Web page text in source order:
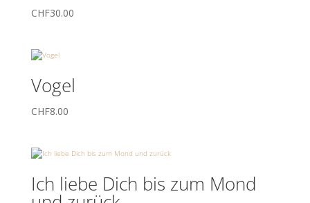
CHF30.00
Vogel
CHF8.00
Ich liebe Dich bis zum Mond